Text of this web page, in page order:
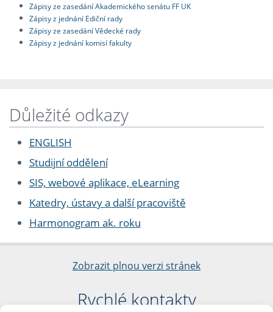
Zápisy ze zasedání Akademického senátu FF UK
Zápisy z jednání Ediční rady
Zápisy ze zasedání Vědecké rady
Zápisy z jednání komisí fakulty
Důležité odkazy
ENGLISH
Studijní oddělení
SIS, webové aplikace, eLearning
Katedry, ústavy a další pracoviště
Harmonogram ak. roku
Zobrazit plnou verzi stránek
Rychlé kontakty